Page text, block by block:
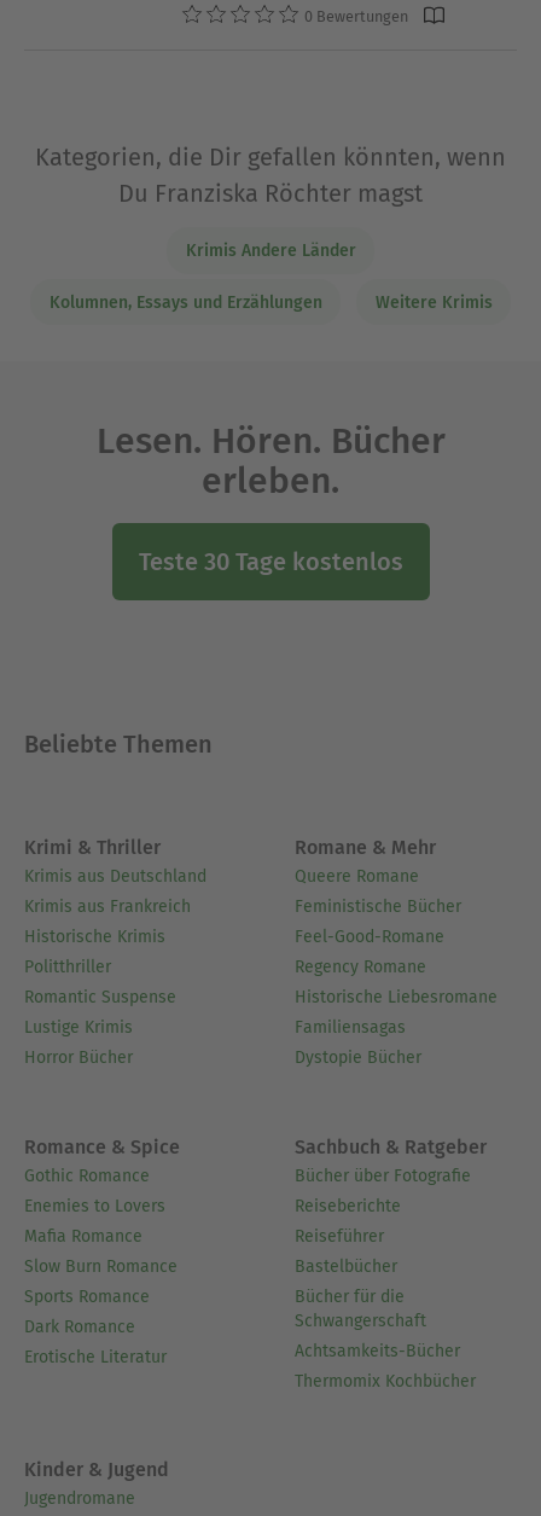
0 Bewertungen
Kategorien, die Dir gefallen könnten, wenn
Du Franziska Röchter magst
Krimis Andere Länder
Kolumnen, Essays und Erzählungen Weitere Krimis
Lesen. Hören. Bücher
erleben.
Teste 30 Tage kostenlos
Beliebte Themen
Krimi & Thriller
Krimis aus Deutschland
Krimis aus Frankreich
Historische Krimis
Politthriller
Romantic Suspense
Lustige Krimis
Horror Bücher
Romane & Mehr
Queere Romane
Feministische Bücher
Feel-Good-Romane
Regency Romane
Historische Liebesromane
Familiensagas
Dystopie Bücher
Romance & Spice
Gothic Romance
Enemies to Lovers
Mafia Romance
Slow Burn Romance
Sports Romance
Dark Romance
Erotische Literatur
Sachbuch & Ratgeber
Bücher über Fotografie
Reiseberichte
Reiseführer
Bastelbücher
Bücher für die
Schwangerschaft
Achtsamkeits-Bücher
Thermomix Kochbücher
Kinder & Jugend
Jugendromane